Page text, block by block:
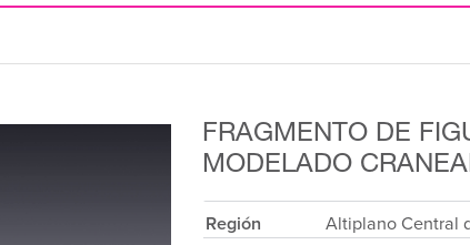
FRAGMENTO DE
MODELADO
Región
Altiplano Central